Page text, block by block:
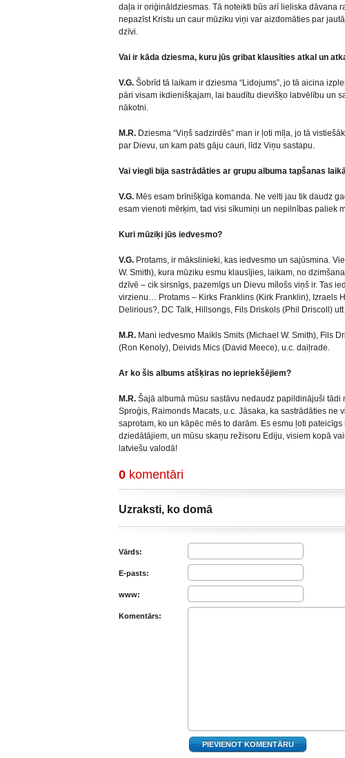
daļa ir oriģināldziesmas. Tā noteikti būs arī lieliska dāvana
nepazīst Kristu un caur mūziku viņi var aizdomāties par
dzīvi.
Vai ir kāda dziesma, kuru jūs gribat klausīties atkal un
V.G. Šobrīd tā laikam ir dziesma “Lidojums”, jo tā aicina
pāri visam ikdienišķajam, lai baudītu dievišķo labvēlību un
nākotni.
M.R. Dziesma “Viņš sadzirdēs” man ir ļoti mīļa, jo tā
par Dievu, un kam pats gāju cauri, līdz Viņu sastapu.
Vai viegli bija sastrādāties ar grupu albuma tapšanas
V.G. Mēs esam brīnišķīga komanda. Ne velti jau tik daudz
esam vienoti mērķim, tad visi sīkumiņi un nepilnības paliek
Kuri mūziķi jūs iedvesmo?
V.G. Protams, ir mākslinieki, kas iedvesmo un sajūsmina.
W. Smith), kura mūziku esmu klausījies, laikam, no
dzīvē – cik sirsnīgs, pazemīgs un Dievu mīlošs viņš ir. Tas
virzienu… Protams – Kirks Franklins (Kirk Franklin), Izraels
Delirious?, DC Talk, Hillsongs, Fils Driskols (Phil Driscoll)
M.R. Mani iedvesmo Maikls Smits (Michael W. Smith), Fils
(Ron Kenoly), Deivids Mics (David Meece), u.c. daiļrade.
Ar ko šis albums atšķiras no iepriekšējiem?
M.R. Šajā albumā mūsu sastāvu nedaudz papildinājuši tādi
Sproģis, Raimonds Macats, u.c. Jāsaka, ka sastrādāties ne
saprotam, ko un kāpēc mēs to darām. Es esmu ļoti
dziedātājiem, un mūsu skaņu režisoru Ediju, visiem kopā
latviešu valodā!
0 komentāri
Uzraksti, ko domā
Vārds:
E-pasts:
www:
Komentārs: